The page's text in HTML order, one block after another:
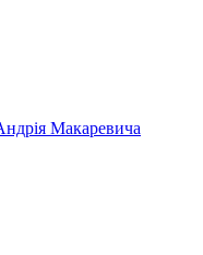
Макаревича